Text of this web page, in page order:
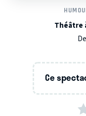
Théâtre
De
Ce